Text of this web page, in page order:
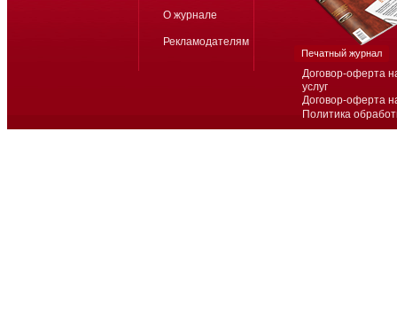
Договор-оферта
услуг
Договор-оферта
Политика
О журнале
Рекламодателям
Печатный журнал